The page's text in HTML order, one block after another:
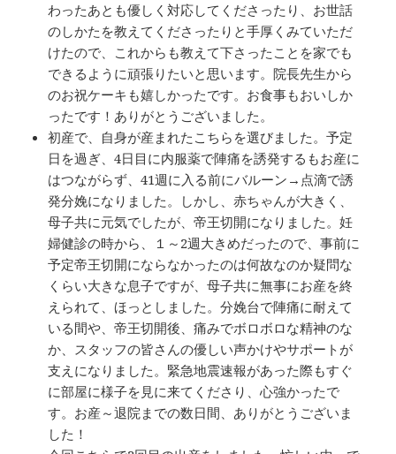
わったあとも優しく対応してくださったり、お世話
のしかたを教えてくださったりと手厚くみていただ
けたので、これからも教えて下さったことを家でも
できるように頑張りたいと思います。院長先生から
のお祝ケーキも嬉しかったです。お食事もおいしか
ったです！ありがとうございました。
初産で、自身が産まれたこちらを選びました。予定
日を過ぎ、4日目に内服薬で陣痛を誘発するもお産に
はつながらず、41週に入る前にバルーン→点滴で誘
発分娩になりました。しかし、赤ちゃんが大きく、
母子共に元気でしたが、帝王切開になりました。妊
婦健診の時から、１～2週大きめだったので、事前に
予定帝王切開にならなかったのは何故なのか疑問な
くらい大きな息子ですが、母子共に無事にお産を終
えられて、ほっとしました。分娩台で陣痛に耐えて
いる間や、帝王切開後、痛みでボロボロな精神のな
か、スタッフの皆さんの優しい声かけやサポートが
支えになりました。緊急地震速報があった際もすぐ
に部屋に様子を見に来てくださり、心強かったで
す。お産～退院までの数日間、ありがとうございま
した！